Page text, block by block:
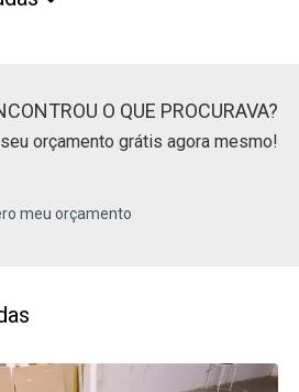
O QUE PROCURAVA?
orçamento grátis agora mesmo!
meu orçamento